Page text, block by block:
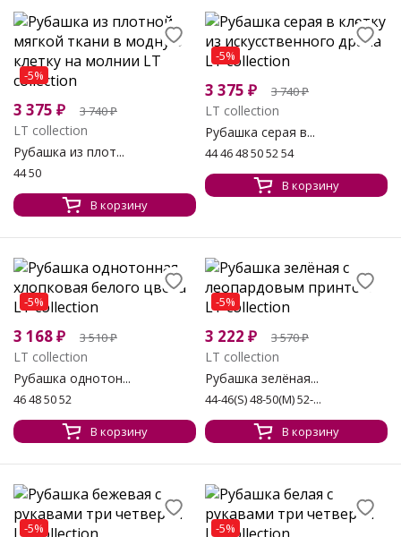
-5%
3 375 ₽ 3 740₽
LT collection
Рубашка из плот...
44 50
В корзину
-5%
3 375 ₽ 3 740₽
LT collection
Рубашка серая в...
44 46 48 50 52 54
В корзину
-5%
3 168₽ 3 510₽
LT collection
Рубашка однотон...
46 48 50 52
В корзину
-5%
3 222 ₽ 3 570₽
LT collection
Рубашка зелёная...
44-46(S) 48-50(М) 52-...
В корзину
-5% -5%